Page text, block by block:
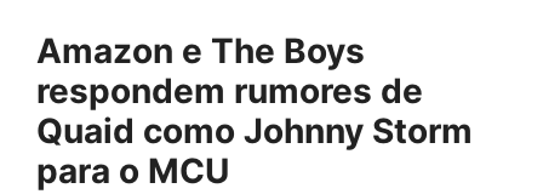
Amazon e The Boys
respondem rumores de
Quaid como Johnny Storm
para o MCU